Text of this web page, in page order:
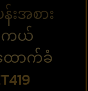
အစား
ကယ်
ောက်ခံ